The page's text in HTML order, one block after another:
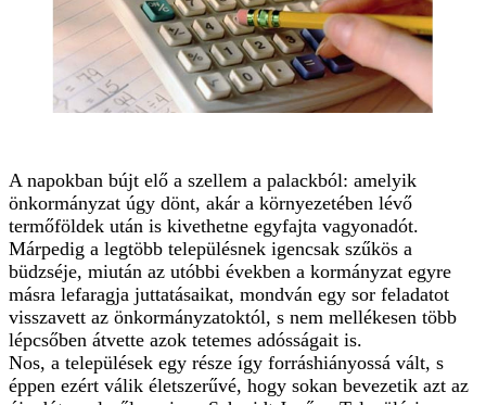
A napokban bújt elő a szellem a palackból: amelyik
önkormányzat úgy dönt, akár a környezetében lévő
termőföldek után is kivethetne egyfajta vagyonadót.
Márpedig a legtöbb településnek igencsak szűkös a
büdzséje, miután az utóbbi években a kormányzat egyre
másra lefaragja juttatásaikat, mondván egy sor feladatot
visszavett az önkormányzatoktól, s nem mellékesen több
lépcsőben átvette azok tetemes adósságait is.
Nos, a települések egy része így forráshiányossá vált, s
éppen ezért válik életszerűvé, hogy sokan bevezetik azt az